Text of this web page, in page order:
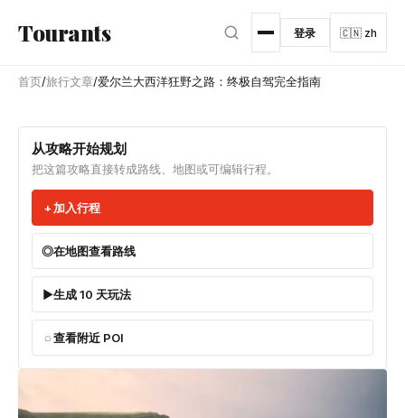
Tourants 登录 🇨🇳 zh
首页/旅行文章/爱尔兰大西洋狂野之路：终极自驾完全指南
从攻略开始规划
把这篇攻略直接转成路线、地图或可编辑行程。
加入行程
在地图查看路线
生成 10 天玩法
查看附近 POI